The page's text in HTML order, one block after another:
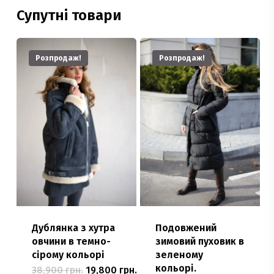
Супутні товари
Розпродаж!
Дублянка з хутра
овчини в темно-
сірому кольорі
38,900грн. Оригінальна
19,800 грн.Поточна
Цей
Розпродаж!
Подовжений
зимовий пуховик в
зеленому
кольорі.